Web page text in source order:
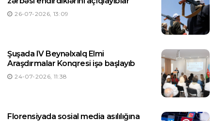
26-07-2026, 13:09
Şuşada IV Beynəlxalq Elmi
Araşdırmalar Konqresi işə başlayıb
24-07-2026, 11:38
Florensiyada sosial media asılılığına